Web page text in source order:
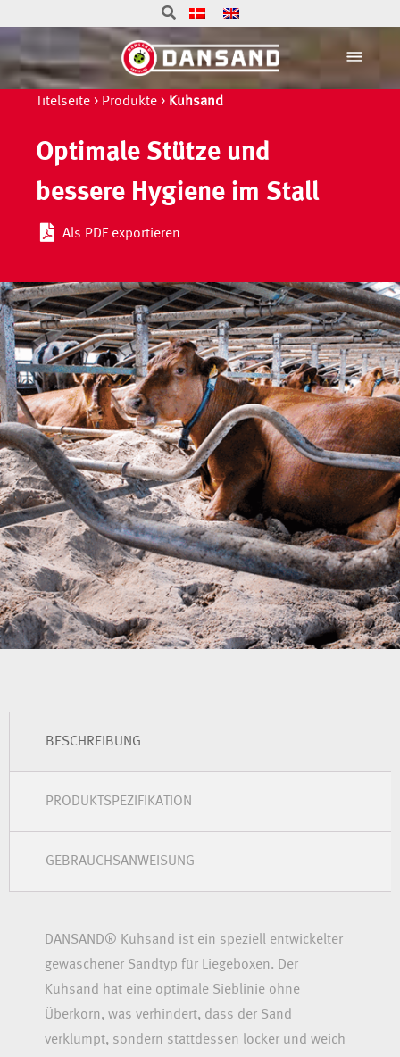
Titelseite > Produkte > Kuhsand
Optimale Stütze und
bessere Hygiene im Stall
Als PDF exportieren
BESCHREIBUNG
PRODUKTSPEZIFIKATION
GEBRAUCHSANWEISUNG
DANSAND® Kuhsand ist ein speziell entwickelter
gewaschener Sandtyp für Liegeboxen. Der
Kuhsand hat eine optimale Sieblinie ohne
Überkorn, was verhindert, dass der Sand
verklumpt, sondern stattdessen locker und weich